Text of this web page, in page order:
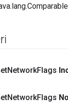
NetworkFlags
NetworkFlags